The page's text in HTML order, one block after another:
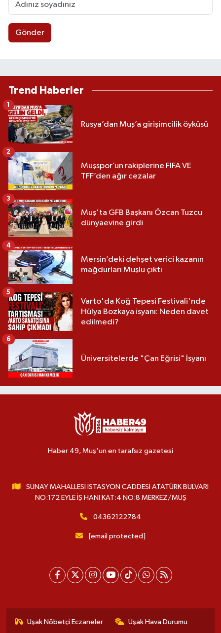
Gönder
Trend Haberler
Rusya’dan Muş’a girişimcilik öyküsü
1
Muşspor’un rakiplerine FIFA VE
TFF’den ağır cezalar
2
Muş'ta GFB Başkanı Özcan Tuzcu
dünyaevine girdi
3
Mersin’deki dehşet verici kazanın
mağdurları Muşlu çıktı
4
Varto'da Koğ Tepesi Festivali'nde
Hülya Bozkaya isyanı: Neden davet
edilmedi?
5
Üniversitelerde "Çan Eğrisi" İsyanı
6
Haber 49, Muş'un en tarafsız gazetesi
SUNAY MAHALLESİ İSTASYON CADDESİ ATATÜRK BULVARI
NO:172 EYLE İŞ HANI KAT:4 NO:8 MERKEZ/MUŞ
04362122784
[email protected]
Uşak Nöbetçi Eczaneler Uşak Hava Durumu